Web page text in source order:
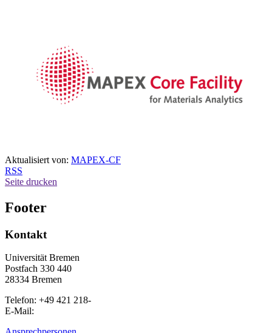
Aktualisiert von: MAPEX-CF
RSS
Seite drucken
Footer
Kontakt
Universität Bremen
Postfach 330 440
28334 Bremen
Telefon: +49 421 218-
E-Mail: